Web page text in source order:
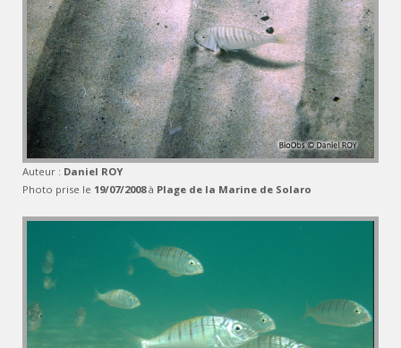
Auteur : Daniel ROY
Photo prise le 19/07/2008à Plage de la Marine de Solaro